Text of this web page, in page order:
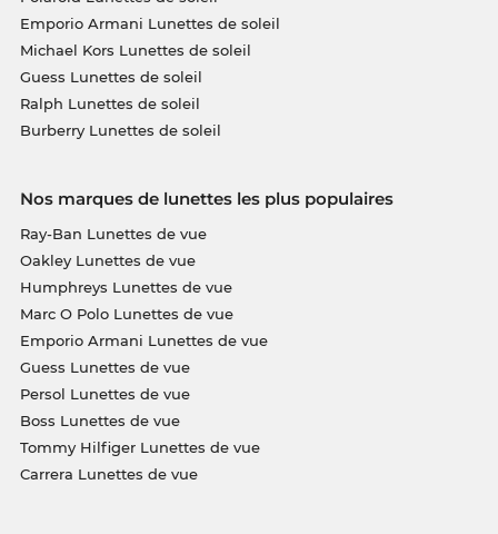
Emporio Armani Lunettes de soleil
Michael Kors Lunettes de soleil
Guess Lunettes de soleil
Ralph Lunettes de soleil
Burberry Lunettes de soleil
Nos marques de lunettes les plus populaires
Ray-Ban Lunettes de vue
Oakley Lunettes de vue
Humphreys Lunettes de vue
Marc O Polo Lunettes de vue
Emporio Armani Lunettes de vue
Guess Lunettes de vue
Persol Lunettes de vue
Boss Lunettes de vue
Tommy Hilfiger Lunettes de vue
Carrera Lunettes de vue